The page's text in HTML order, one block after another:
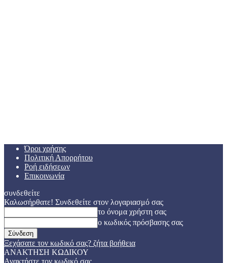
Όροι χρήσης
Πολιτική Απορρήτου
Ροή ειδήσεων
Επικοινωνία
συνδεθείτε
Καλωσήρθατε! Συνδεθείτε στον λογαριασμό σας
το όνομα χρήστη σας
ο κωδικός πρόσβασης σας
Ξεχάσατε τον κωδικό σας? ζήτα βοήθεια
ΑΝΑΚΤΗΣΗ ΚΩΔΙΚΟΥ
Ανακτήστε τον κωδικό σας